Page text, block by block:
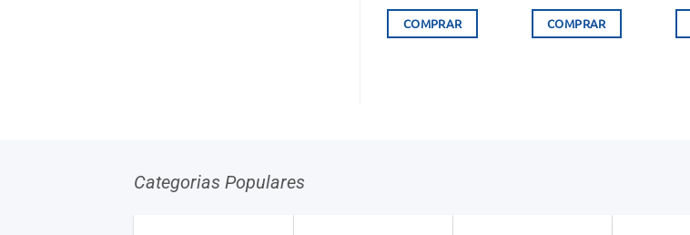
COMPRAR COMPRAR
Categorias Populares